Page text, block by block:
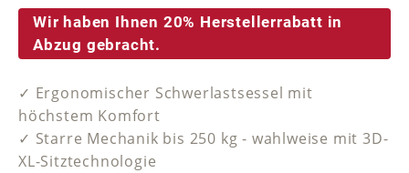
Wir haben Ihnen 20% Herstellerrabatt in
Abzug gebracht.
✓ Ergonomischer Schwerlastsessel mit
höchstem Komfort
✓ Starre Mechanik bis 250 kg - wahlweise mit 3D-
XL-Sitztechnologie